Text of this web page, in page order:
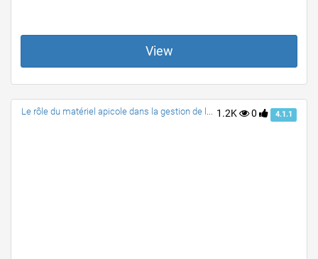
View
1.2K 0 4.1.1
Le rôle du matériel apicole dans la gestion de la ruche